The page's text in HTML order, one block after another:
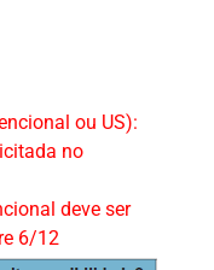
ou US):
no
deve ser
6/12